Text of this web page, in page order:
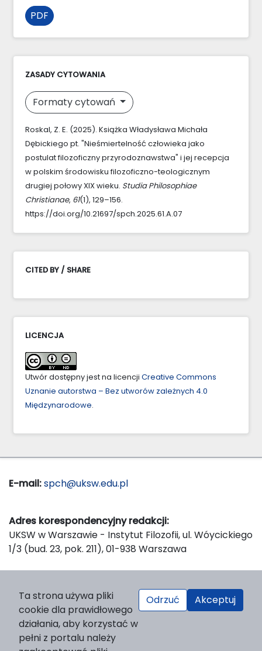
PDF
ZASADY CYTOWANIA
Formaty cytowań
Roskal, Z. E. (2025). Książka Władysława Michała
Dębickiego pt. "Nieśmiertelność człowieka jako
postulat filozoficzny przyrodoznawstwa" i jej recepcja
w polskim środowisku filozoficzno-teologicznym
drugiej połowy XIX wieku. Studia Philosophiae
Christianae, 61(1), 129–156.
https://doi.org/10.21697/spch.2025.61.A.07
CITED BY / SHARE
LICENCJA
Utwór dostępny jest na licencji Creative Commons
Uznanie autorstwa – Bez utworów zależnych 4.0
Międzynarodowe.
E-mail:spch@uksw.edu.pl
Adres korespondencyjny redakcji:
UKSW w Warszawie - Instytut Filozofii, ul. Wóycickiego
1/3 (bud. 23, pok. 211), 01-938 Warszawa
Wydawnictwo Naukowe UKSW, ul. Dewajtis 5, domek
nr 2, 01-815 Warszawa
Strona WWW Wydawnictwa
e-mail: wydawnictwo@uksw.edu.pl
Ta strona używa pliki
cookie dla prawidłowego
działania, aby korzystać w
pełni z portalu należy
Odrzuć Akceptuj